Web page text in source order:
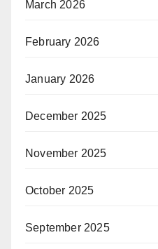
March 2026
February 2026
January 2026
December 2025
November 2025
October 2025
September 2025